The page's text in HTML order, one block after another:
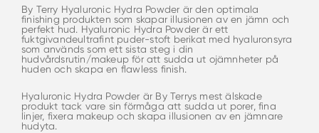
By Terry Hyaluronic Hydra Powder är den optimala
finishing produkten som skapar illusionen av en jämn och
perfekt hud. Hyaluronic Hydra Powder är ett
fuktgivandeultrafint puder-stoft berikat med hyaluronsyra
som används som ett sista steg i din
hudvårdsrutin/makeup för att sudda ut ojämnheter på
huden och skapa en flawless finish.
Hyaluronic Hydra Powder är By Terrys mest älskade
produkt tack vare sin förmåga att sudda ut porer, fina
linjer, fixera makeup och skapa illusionen av en jämnare
hudyta.